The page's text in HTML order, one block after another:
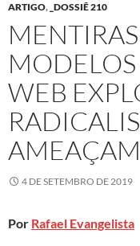
ARTIGO, _DOSSIÊ 210
WEB
4 DE SETEMBRO DE 2019
Por Rafael Evangelista